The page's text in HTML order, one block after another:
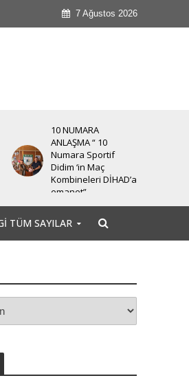
7 Ağustos 2026
10 NUMARA
ANLAŞMA “ 10
Numara Sportif
Didim ‘in Maç
Kombineleri DİHAD’a
emanet”
TÜM SAYILAR